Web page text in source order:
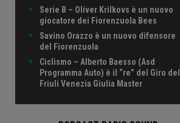
Serie B – Oliver Krilkovs è un nuovo
giocatore dei Fiorenzuola Bees
Savino Orazzo è un nuovo difensore
del Fiorenzuola
Ciclismo – Alberto Baesso (Asd
Programma Auto) è il “re” del Giro del
Friuli Venezia Giulia Master